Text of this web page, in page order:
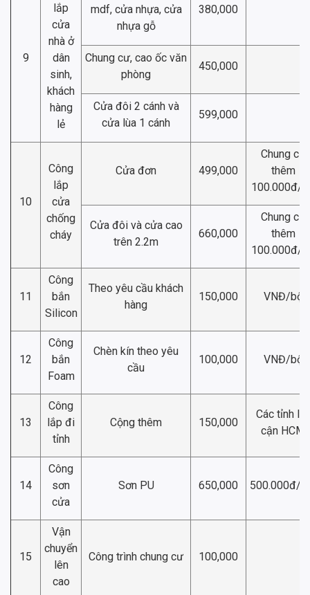
9
lắp
cửa
nhà ở
dân
sinh,
khách
hàng
lẻ
mdf, cửa nhựa, cửa
nhựa gỗ
380,000
Chung cư, cao ốc văn
phòng
450,000
Cửa đôi 2 cánh và
cửa lùa 1 cánh
599,000
10
Công
lắp
cửa
chống
cháy
Cửa đơn 499,000
Chung cư
thêm
100.000đ/
Cửa đôi và cửa cao
trên 2.2m
660,000
Chung cư
thêm
100.000đ/
11
Công
bắn
Silicon
Theo yêu cầu khách
hàng
150,000 VNĐ/bộ
12
Công
bắn
Foam
Chèn kín theo yêu
cầu
100,000 VNĐ/bộ
13
Công
lắp đi
tỉnh
Cộng thêm 150,000
Các tỉnh lân
cận HCM
14
Công
sơn
cửa
Sơn PU 650,000 500.000đ/
15
Vận
chuyển
lên
cao
Công trình chung cư 100,000